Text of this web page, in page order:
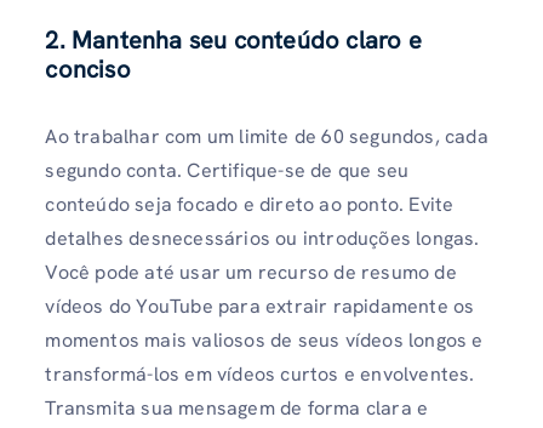
2. Mantenha seu conteúdo claro e
conciso
Ao trabalhar com um limite de 60 segundos, cada
segundo conta. Certifique-se de que seu
conteúdo seja focado e direto ao ponto. Evite
detalhes desnecessários ou introduções longas.
Você pode até usar um recurso de resumo de
vídeos do YouTube para extrair rapidamente os
momentos mais valiosos de seus vídeos longos e
transformá-los em vídeos curtos e envolventes.
Transmita sua mensagem de forma clara e